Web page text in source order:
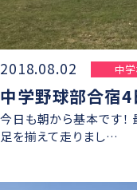
2018.08.02 中
中学野球部合宿4
今日も朝から基本です！
足を揃えて走りまし…